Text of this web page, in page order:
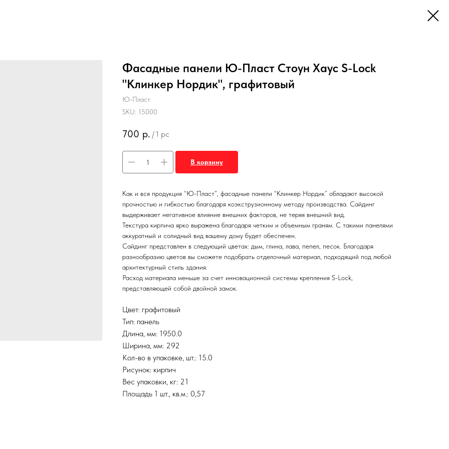
Фасадные панели Ю-Пласт Стоун Хаус S-Lock
"Клинкер Нордик", графитовый
Ю-Пласт
SKU: 15000
700 р. / 1 pc
В корзину
Как и вся продукция “Ю-Пласт”, фасадные панели “Клинкер Нордик” обладают высокой
прочностью и гибкостью благодаря коэкструзионному методу производства. Сайдинг
выдерживает негативное влияние внешних факторов, не теряя внешний вид.
Текстура кирпича ярко выражена благодаря четким и объемным граням. С такими панелями
аккуратный и солидный вид вашему дому будет обеспечен.
Сайдинг представлен в следующий цветах: дым, глина, лава, пепел, песок. Благодаря
разнообразию цветов вы сможете подобрать отделочный материал, подходящий под любой
архитектурный стиль здания.
Расход материала меньше за счет инновационной системы крепления S-Lock,
представляющей собой двойной замок.
Цвет: графитовый
Тип: панель
Длина, мм: 1950.0
Ширина, мм: 292
Кол-во в упаковке, шт.: 15.0
Рисунок: кирпич
Вес упаковки, кг: 21
Площадь 1 шт., кв.м.: 0,57